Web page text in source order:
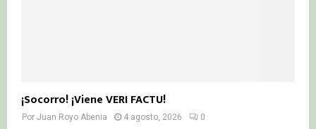
¡Socorro! ¡Viene VERI FACTU!
Por Juan Royo Abenia 4 agosto, 2026 0